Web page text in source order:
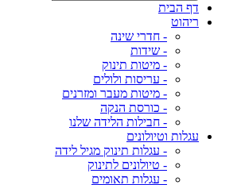
דף הבית
ריהוט
- חדרי שינה
- שידות
- מיטות תינוק
- עריסות ולולים
- מיטות מעבר ומזרנים
- כורסת הנקה
- חבילות הלידה שלנו
עגלות וטיולונים
- עגלות תינוק מגיל לידה
- טיולונים לתינוק
- עגלות תאומים